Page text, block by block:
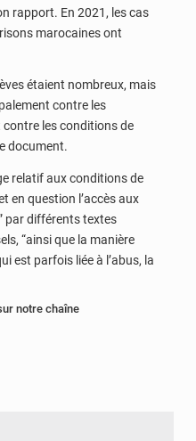
rapport. En 2021, les cas
marocaines ont
étaient nombreux, mais
contre les
contre les conditions de
document.
relatif aux conditions de
en question l’accès aux
par différents textes
“ainsi que la manière
est parfois liée à l’abus, la
notre chaîne